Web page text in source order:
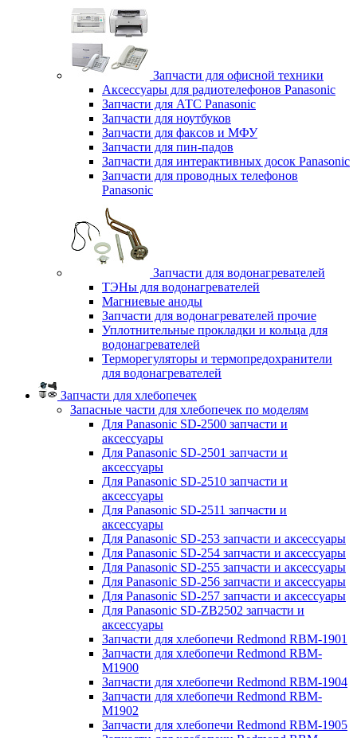
Запчасти для офисной техники
Аксессуары для радиотелефонов Panasonic
Запчасти для АТС Panasonic
Запчасти для ноутбуков
Запчасти для факсов и МФУ
Запчасти для пин-падов
Запчасти для интерактивных досок Panasonic
Запчасти для проводных телефонов
Panasonic
Запчасти для водонагревателей
ТЭНы для водонагревателей
Магниевые аноды
Запчасти для водонагревателей прочие
Уплотнительные прокладки и кольца для
водонагревателей
Терморегуляторы и термопредохранители
для водонагревателей
Запчасти для хлебопечек
Запасные части для хлебопечек по моделям
Для Panasonic SD-2500 запчасти и
аксессуары
Для Panasonic SD-2501 запчасти и
аксессуары
Для Panasonic SD-2510 запчасти и
аксессуары
Для Panasonic SD-2511 запчасти и
аксессуары
Для Panasonic SD-253 запчасти и аксессуары
Для Panasonic SD-254 запчасти и аксессуары
Для Panasonic SD-255 запчасти и аксессуары
Для Panasonic SD-256 запчасти и аксессуары
Для Panasonic SD-257 запчасти и аксессуары
Для Panasonic SD-ZB2502 запчасти и
аксессуары
Запчасти для хлебопечи Redmond RBM-1901
Запчасти для хлебопечи Redmond RBM-
M1900
Запчасти для хлебопечи Redmond RBM-1904
Запчасти для хлебопечи Redmond RBM-
M1902
Запчасти для хлебопечи Redmond RBM-1905